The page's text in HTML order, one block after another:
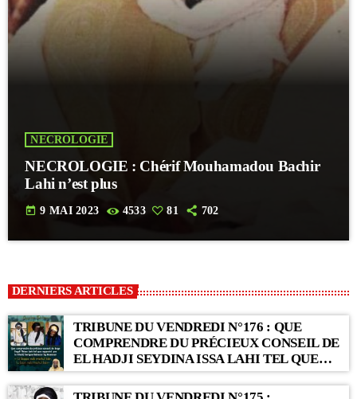
NECROLOGIE
NECROLOGIE : Chérif Mouhamadou Bachir
Lahi n’est plus
today 9 MAI 2023 4533 81 702
DERNIERS ARTICLES
TRIBUNE DU VENDREDI N°176 : QUE
COMPRENDRE DU PRÉCIEUX CONSEIL DE
EL HADJI SEYDINA ISSA LAHI TEL QUE
RAPPORTÉ PAR LE KHALIF SERIGNE
BABACAR SY MANSOUR : « Li Baax Matul